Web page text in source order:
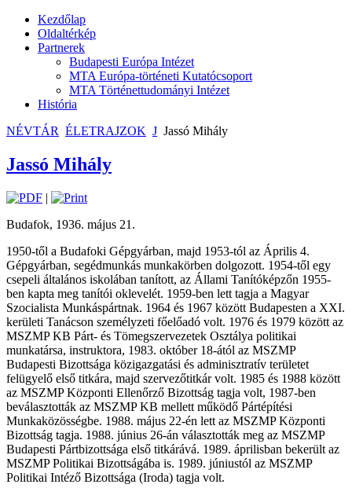
Kezdőlap
Oldaltérkép
Partnerek
Budapesti Európa Intézet
MTA Európa-történeti Kutatócsoport
MTA Történettudományi Intézet
História
NÉVTÁR ÉLETRAJZOK J Jassó Mihály
Jassó Mihály
|
Budafok, 1936. május 21.
1950-től a Budafoki Gépgyárban, majd 1953-tól az Április 4.
Gépgyárban, segédmunkás munkakörben dolgozott. 1954-től egy
csepeli általános iskolában tanított, az Állami Tanítóképzőn 1955-
ben kapta meg tanítói oklevelét. 1959-ben lett tagja a Magyar
Szocialista Munkáspártnak. 1964 és 1967 között Budapesten a XXI.
kerületi Tanácson személyzeti főelőadó volt. 1976 és 1979 között az
MSZMP KB Párt- és Tömegszervezetek Osztálya politikai
munkatársa, instruktora, 1983. október 18-ától az MSZMP
Budapesti Bizottsága közigazgatási és adminisztratív területet
felügyelő első titkára, majd szervezőtitkár volt. 1985 és 1988 között
az MSZMP Központi Ellenőrző Bizottság tagja volt, 1987-ben
beválasztották az MSZMP KB mellett működő Pártépítési
Munkaközösségbe. 1988. május 22-én lett az MSZMP Központi
Bizottság tagja. 1988. június 26-án választották meg az MSZMP
Budapesti Pártbizottsága első titkárává. 1989. áprilisban bekerült az
MSZMP Politikai Bizottságába is. 1989. júniustól az MSZMP
Politikai Intéző Bizottsága (Iroda) tagja volt.